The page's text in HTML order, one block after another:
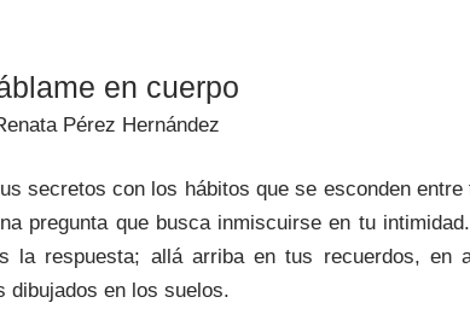
en cuerpo
Pérez Hernández
secretos con los hábitos que se esconden
pregunta que busca inmiscuirse en tu
la respuesta; allá arriba en tus recuerdos, en
dibujados en los suelos.